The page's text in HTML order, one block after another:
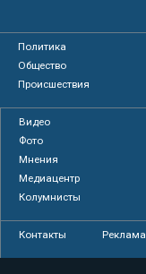
Политика
Общество
Происшествия
Видео
Фото
Мнения
Медиацентр
Колумнисты
Контакты Реклама